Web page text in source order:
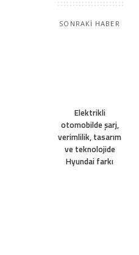
SONRAKİ HABER
Elektrikli
otomobilde şarj,
verimlilik, tasarım
ve teknolojide
Hyundai farkı